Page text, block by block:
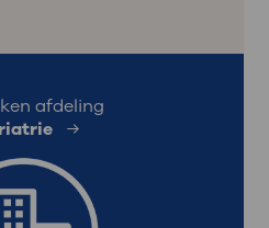
afdeling